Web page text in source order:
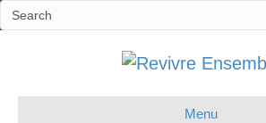
Menu